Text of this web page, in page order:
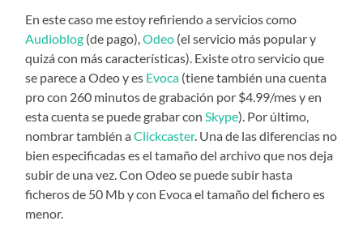
En este caso me estoy refiriendo a servicios como
Audioblog (de pago),Odeo (el servicio más popular y
quizá con más características). Existe otro servicio que
se parece a Odeo y es Evoca (tiene también una cuenta
pro con 260 minutos de grabación por $4.99/mes y en
esta cuenta se puede grabar conSkype). Por último,
nombrar también aClickcaster. Una de las diferencias no
bien especificadas es el tamaño del archivo que nos deja
subir de una vez. Con Odeo se puede subir hasta
ficheros de 50 Mb y con Evoca el tamaño del fichero es
menor.